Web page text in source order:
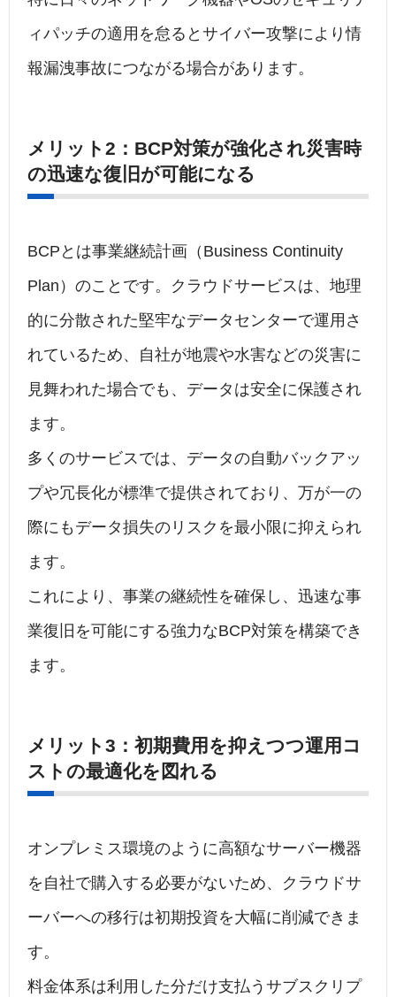
ィパッチの適用を怠るとサイバー攻撃により情
報漏洩事故につながる場合があります。
メリット2：BCP対策が強化され災害時
の迅速な復旧が可能になる
BCPとは事業継続計画（Business Continuity
Plan）のことです。クラウドサービスは、地理
的に分散された堅牢なデータセンターで運用さ
れているため、自社が地震や水害などの災害に
見舞われた場合でも、データは安全に保護され
ます。
多くのサービスでは、データの自動バックアッ
プや冗長化が標準で提供されており、万が一の
際にもデータ損失のリスクを最小限に抑えられ
ます。
これにより、事業の継続性を確保し、迅速な事
業復旧を可能にする強力なBCP対策を構築でき
ます。
メリット3：初期費用を抑えつつ運用コ
ストの最適化を図れる
オンプレミス環境のように高額なサーバー機器
を自社で購入する必要がないため、クラウドサ
ーバーへの移行は初期投資を大幅に削減できま
す。
料金体系は利用した分だけ支払うサブスクリプ